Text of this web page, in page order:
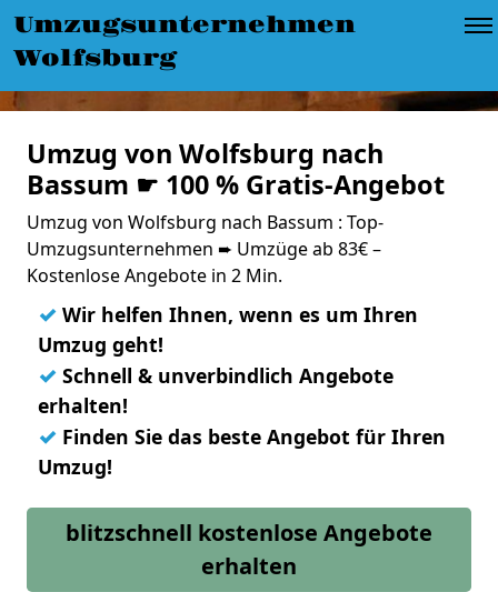
Umzugsunternehmen
Wolfsburg
Umzug von Wolfsburg nach
Bassum ☛ 100 % Gratis-Angebot
Umzug von Wolfsburg nach Bassum : Top-
Umzugsunternehmen ➨ Umzüge ab 83€ –
Kostenlose Angebote in 2 Min.
✓ Wir helfen Ihnen, wenn es um Ihren
Umzug geht!
✓ Schnell & unverbindlich Angebote
erhalten!
✓ Finden Sie das beste Angebot für Ihren
Umzug!
blitzschnell kostenlose Angebote
erhalten